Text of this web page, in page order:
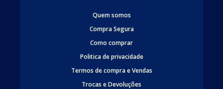
Quem somos
Compra Segura
Como comprar
Politica de privacidade
Termos de compra e Vendas
Trocas e Devoluções